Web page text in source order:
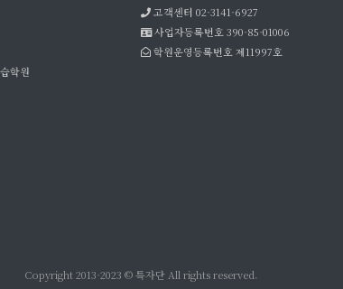
학원
고객센터 02-3141-6927
사업자등록번호 390-85-01006
학원운영등록번호 제11997호
Copyright 2013-2023 ©특자단 All rights reserved.